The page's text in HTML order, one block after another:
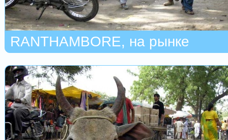
RANTHAMBORE, на рынке